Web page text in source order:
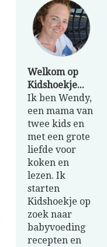
Welkom op
Kidshoekje...
Ik ben Wendy,
een mama van
twee kids en
met een grote
liefde voor
koken en
lezen. Ik
starten
Kidshoekje op
zoek naar
babyvoeding
recepten en